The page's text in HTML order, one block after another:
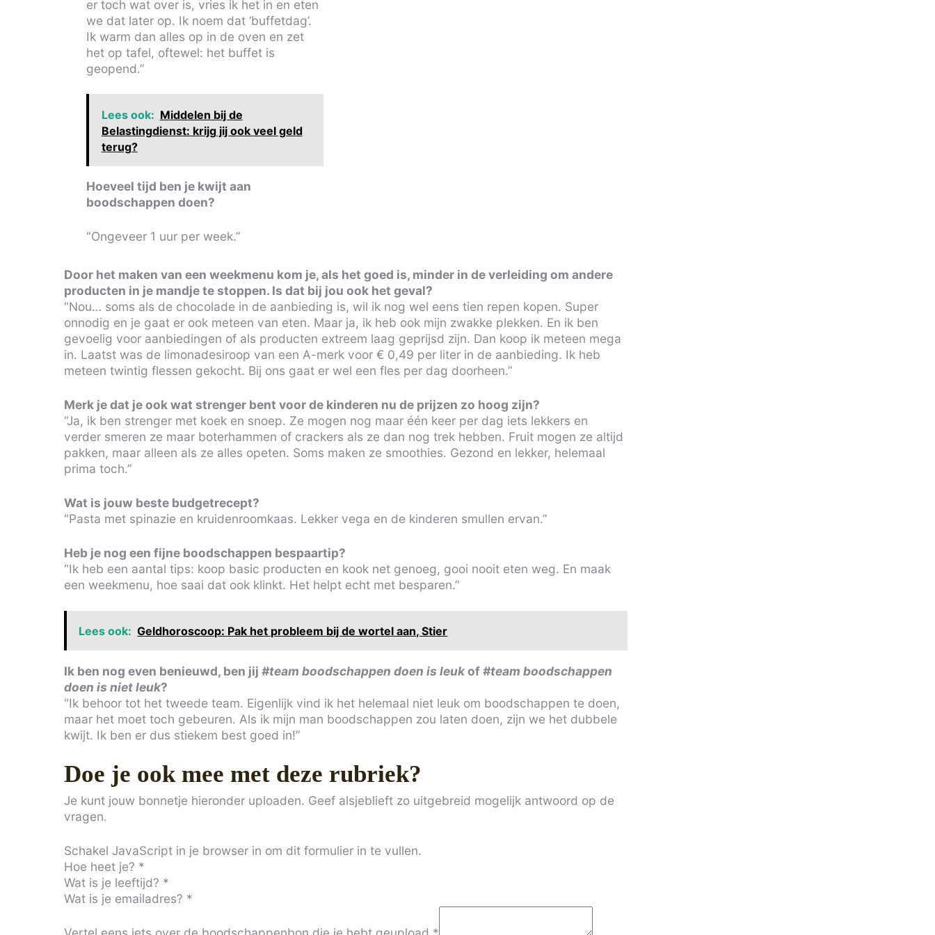
er toch wat over is, vries ik het in en eten
we dat later op. Ik noem dat ‘buffetdag’.
Ik warm dan alles op in de oven en zet
het op tafel, oftewel: het buffet is
geopend.”
Lees ook: Middelen bij de
Belastingdienst: krijg jij ook veel geld
terug?
Hoeveel tijd ben je kwijt aan
boodschappen doen?
“Ongeveer 1 uur per week.”
Door het maken van een weekmenu kom je, als het goed is, minder in de verleiding om andere
producten in je mandje te stoppen. Is dat bij jou ook het geval?
“Nou… soms als de chocolade in de aanbieding is, wil ik nog wel eens tien repen kopen. Super
onnodig en je gaat er ook meteen van eten. Maar ja, ik heb ook mijn zwakke plekken. En ik ben
gevoelig voor aanbiedingen of als producten extreem laag geprijsd zijn. Dan koop ik meteen mega
in. Laatst was de limonadesiroop van een A-merk voor € 0,49 per liter in de aanbieding. Ik heb
meteen twintig flessen gekocht. Bij ons gaat er wel een fles per dag doorheen.”
Merk je dat je ook wat strenger bent voor de kinderen nu de prijzen zo hoog zijn?
“Ja, ik ben strenger met koek en snoep. Ze mogen nog maar één keer per dag iets lekkers en
verder smeren ze maar boterhammen of crackers als ze dan nog trek hebben. Fruit mogen ze altijd
pakken, maar alleen als ze alles opeten. Soms maken ze smoothies. Gezond en lekker, helemaal
prima toch.”
Wat is jouw beste budgetrecept?
“Pasta met spinazie en kruidenroomkaas. Lekker vega en de kinderen smullen ervan.”
Heb je nog een fijne boodschappen bespaartip?
“Ik heb een aantal tips: koop basic producten en kook net genoeg, gooi nooit eten weg. En maak
een weekmenu, hoe saai dat ook klinkt. Het helpt echt met besparen.”
Lees ook: Geldhoroscoop: Pak het probleem bij de wortel aan, Stier
Ik ben nog even benieuwd, ben jij #team boodschappen doen is leukof#team boodschappen
doen is niet leuk?
“Ik behoor tot het tweede team. Eigenlijk vind ik het helemaal niet leuk om boodschappen te doen,
maar het moet toch gebeuren. Als ik mijn man boodschappen zou laten doen, zijn we het dubbele
kwijt. Ik ben er dus stiekem best goed in!”
Doe je ook mee met deze rubriek?
Je kunt jouw bonnetje hieronder uploaden. Geef alsjeblieft zo uitgebreid mogelijk antwoord op de
vragen.
Schakel JavaScript in je browser in om dit formulier in te vullen.
Hoe heet je? *
Wat is je leeftijd? *
Wat is je emailadres? *